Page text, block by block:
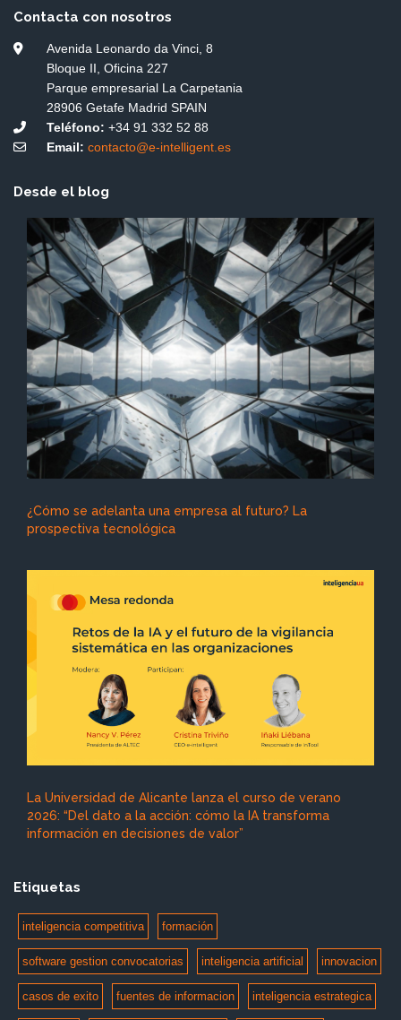
Contacta con nosotros
Avenida Leonardo da Vinci, 8
Bloque II, Oficina 227
Parque empresarial La Carpetania
28906 Getafe Madrid SPAIN
Teléfono: +34 91 332 52 88
Email: contacto@e-intelligent.es
Desde el blog
¿Cómo se adelanta una empresa al futuro? La
prospectiva tecnológica
La Universidad de Alicante lanza el curso de verano
2026: “Del dato a la acción: cómo la IA transforma
información en decisiones de valor”
Etiquetas
inteligencia competitiva formación
software gestion convocatorias inteligencia artificial innovacion
casos de exito fuentes de informacion inteligencia estrategica